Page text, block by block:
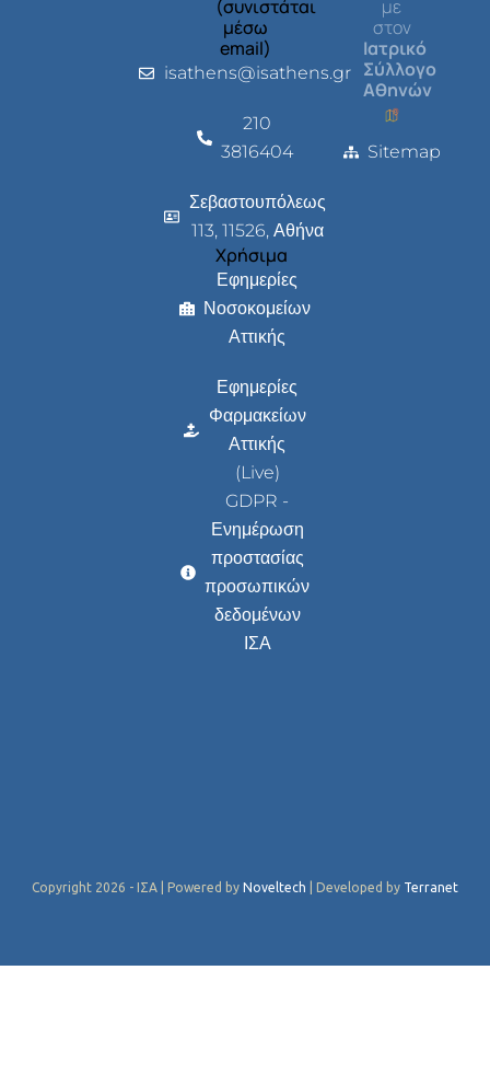
(συνιστάται
μέσω
email)
isathens@isathens.gr
210
3816404
Σεβαστουπόλεως
113, 11526, Αθήνα
Χρήσιμα
Εφημερίες
Νοσοκομείων
Αττικής
Εφημερίες
Φαρμακείων
Αττικής
(Live)
GDPR -
Ενημέρωση
προστασίας
προσωπικών
δεδομένων
ΙΣΑ
με
στον
Ιατρικό
Σύλλογο
Αθηνών
Sitemap
Copyright 2026 - ΙΣΑ | Powered by Noveltech | Developed by Terranet